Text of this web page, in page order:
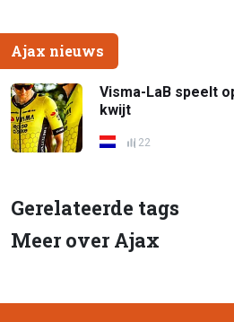
Ajax nieuws
Visma-LaB speelt
kwijt
22
Gerelateerde tags
Meer over Ajax